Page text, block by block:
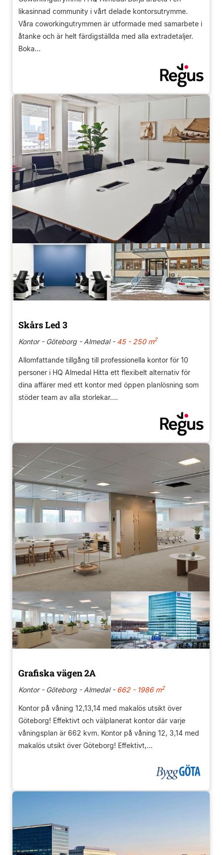
likasinnad community i vårt delade kontorsutrymme.
Våra coworkingutrymmen är utformade med samarbete i
åtanke och är helt färdigställda med alla extradetaljer.
Boka...
Skårs Led 3
Kontor - Göteborg - Almedal -45 - 250 m2
Allomfattande tillgång till professionella kontor för 10
personer i HQ Almedal Hitta ett flexibelt alternativ för
dina affärer med ett kontor med öppen planlösning som
stöder team av alla storlekar....
Grafiska vägen 2A
Kontor - Göteborg - Almedal -662 - 1986 m2
Kontor på våning 12,13,14 med makalös utsikt över
Göteborg! Effektivt och välplanerat kontor där varje
våningsplan är 662 kvm. Kontor på våning 12, 3,14 med
makalös utsikt över Göteborg! Effektivt,...